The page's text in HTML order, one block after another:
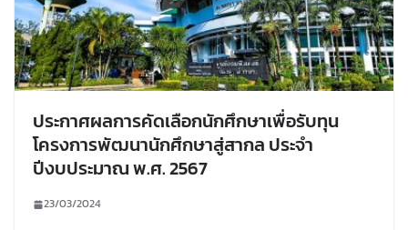
ประกาศผลการคัดเลือกนักศึกษาเพื่อรับทุน
โครงการพัฒนานักศึกษาสู่สากล ประจำ
ปีงบประมาณ พ.ศ. 2567
23/03/2024